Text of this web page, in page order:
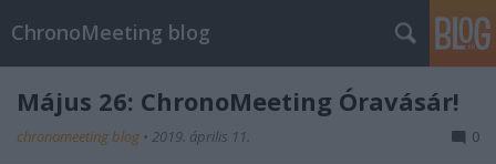
ChronoMeeting blog
Május 26: ChronoMeeting Óravásár!
chronomeeting blog • 2019. április 11. 0